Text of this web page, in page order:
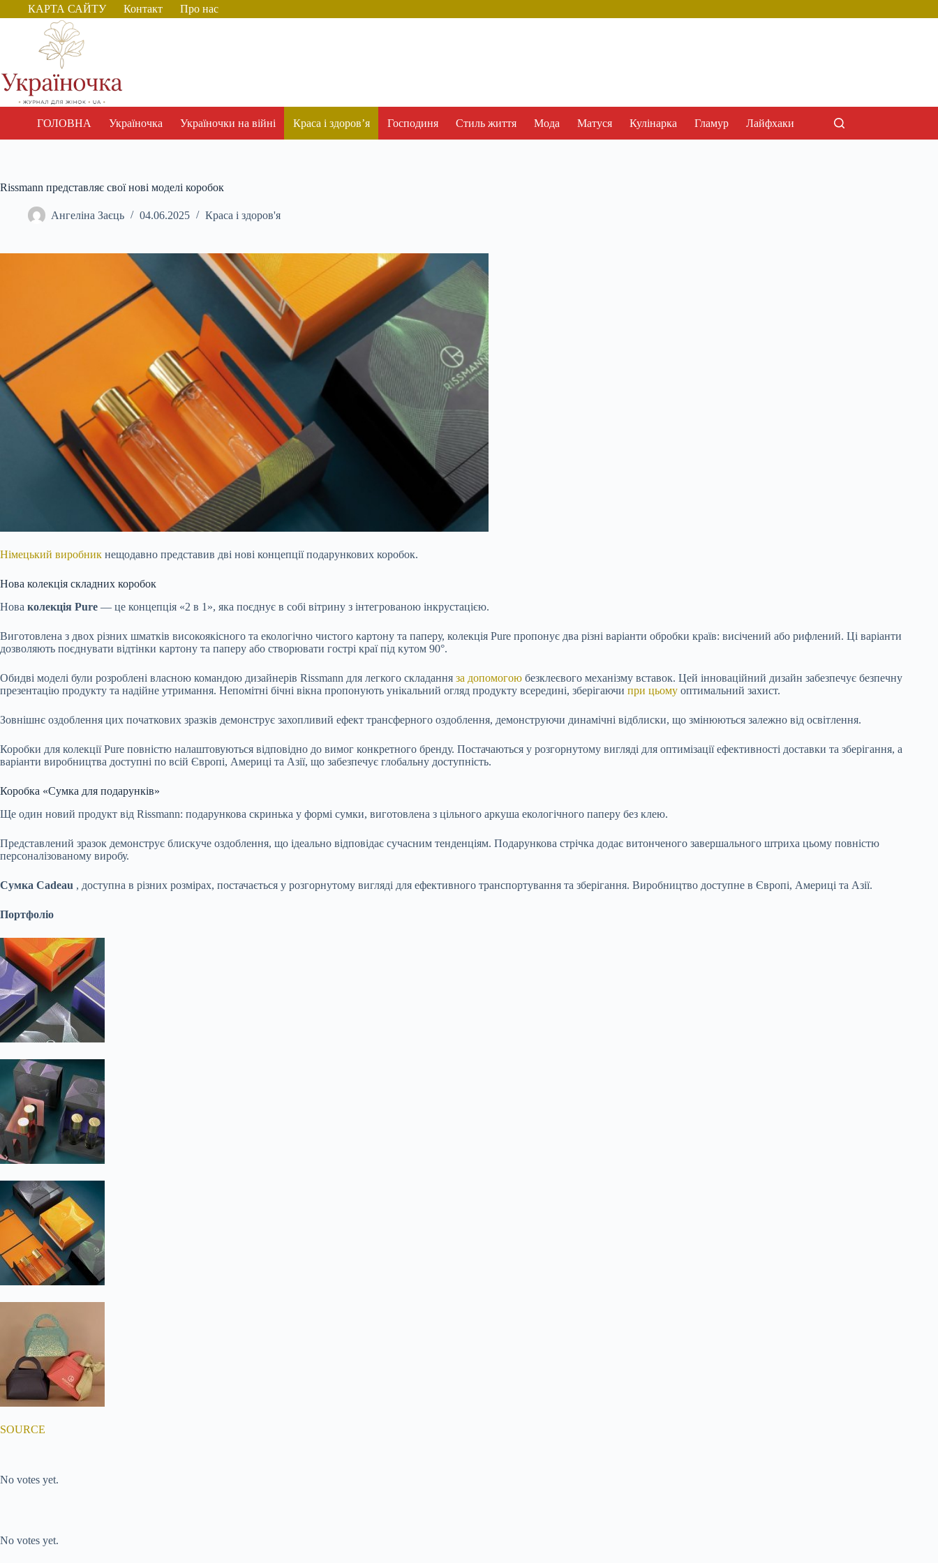
Перейти
до
КАРТА САЙТУ Контакт Про нас
ГОЛОВНА Україночка Україночки на війні Краса і здоров’я Господиня Стиль життя Мода Матуся Кулінарка Гламур Лайфхаки
Rissmann представляє свої нові моделі коробок
Ангеліна Заєць 04.06.2025 Краса і здоров'я
Німецький виробник нещодавно представив дві нові концепції подарункових коробок.
Нова колекція складних коробок
Нова колекція Pure — це концепція «2 в 1», яка поєднує в собі вітрину з інтегрованою інкрустацією.
Виготовлена з двох різних шматків високоякісного та екологічно чистого картону та паперу, колекція Pure пропонує два різні варіанти обробки країв: висічений або рифлений. Ці варіанти
дозволяють поєднувати відтінки картону та паперу або створювати гострі краї під кутом 90°.
Обидві моделі були розроблені власною командою дизайнерів Rissmann для легкого складання за допомогою безклеєвого механізму вставок. Цей інноваційний дизайн забезпечує безпечну
презентацію продукту та надійне утримання. Непомітні бічні вікна пропонують унікальний огляд продукту всередині, зберігаючи при цьому оптимальний захист.
Зовнішнє оздоблення цих початкових зразків демонструє захопливий ефект трансферного оздоблення, демонструючи динамічні відблиски, що змінюються залежно від освітлення.
Коробки для колекції Pure повністю налаштовуються відповідно до вимог конкретного бренду. Постачаються у розгорнутому вигляді для оптимізації ефективності доставки та зберігання, а
варіанти виробництва доступні по всій Європі, Америці та Азії, що забезпечує глобальну доступність.
Коробка «Сумка для подарунків»
Ще один новий продукт від Rissmann: подарункова скринька у формі сумки, виготовлена з цільного аркуша екологічного паперу без клею.
Представлений зразок демонструє блискуче оздоблення, що ідеально відповідає сучасним тенденціям. Подарункова стрічка додає витонченого завершального штриха цьому повністю
персоналізованому виробу.
Сумка Cadeau , доступна в різних розмірах, постачається у розгорнутому вигляді для ефективного транспортування та зберігання. Виробництво доступне в Європі, Америці та Азії.
Портфоліо
SOURCE
No votes yet.
No votes yet.